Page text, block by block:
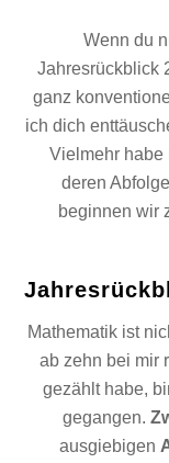
Wenn du
Jahresrückblick
ganz
ich dich
Vielmehr habe
deren
beginnen wir
Mathematik ist
ab zehn bei mir
gezählt habe,
gegangen.
ausgiebigen